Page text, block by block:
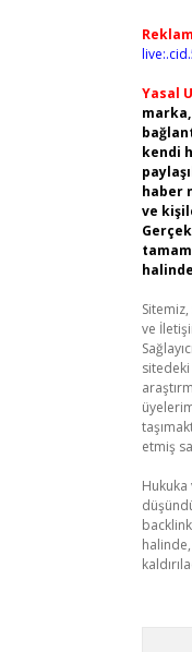
Yasal
kendi
haber
ve
ve
etmiş
Hukuka